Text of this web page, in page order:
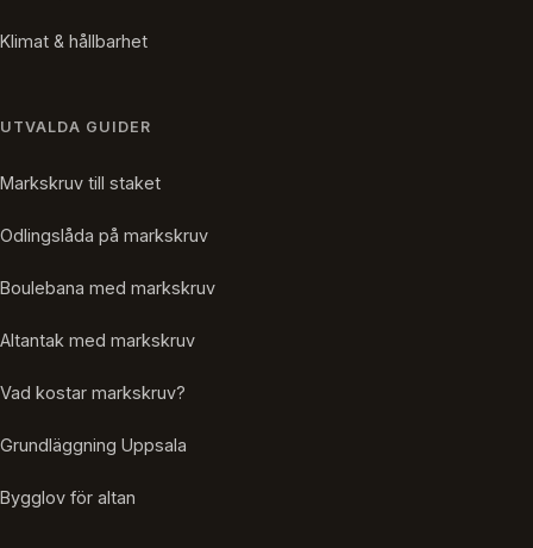
Klimat & hållbarhet
UTVALDA GUIDER
Markskruv till staket
Odlingslåda på markskruv
Boulebana med markskruv
Altantak med markskruv
Vad kostar markskruv?
Grundläggning Uppsala
Bygglov för altan